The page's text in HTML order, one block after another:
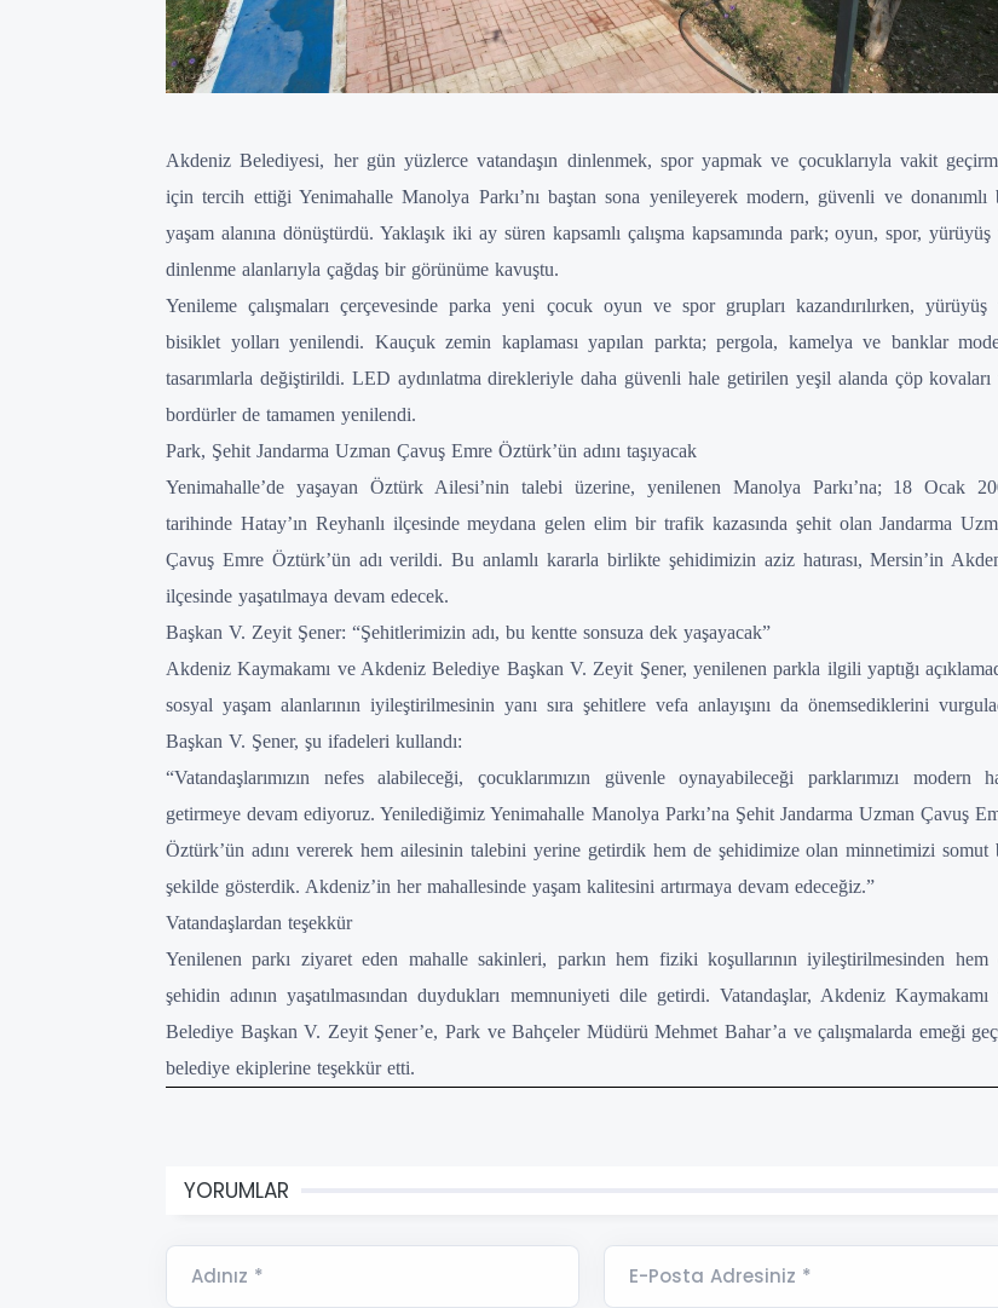
Akdeniz Belediyesi, her gün yüzlerce vatandaşın dinlenmek, spor yapmak ve çocuklarıyla vakit
için tercih ettiği Yenimahalle Manolya Parkı’nı baştan sona yenileyerek modern, güvenli ve donanımlı
yaşam alanına dönüştürdü. Yaklaşık iki ay süren kapsamlı çalışma kapsamında park; oyun, spor, yürüyüş
dinlenme alanlarıyla çağdaş bir görünüme kavuştu.
Yenileme çalışmaları çerçevesinde parka yeni çocuk oyun ve spor grupları kazandırılırken, yürüyüş
bisiklet yolları yenilendi. Kauçuk zemin kaplaması yapılan parkta; pergola, kamelya ve banklar
tasarımlarla değiştirildi. LED aydınlatma direkleriyle daha güvenli hale getirilen yeşil alanda çöp kovaları
bordürler de tamamen yenilendi.
Park, Şehit Jandarma Uzman Çavuş Emre Öztürk’ün adını taşıyacak
Yenimahalle’de yaşayan Öztürk Ailesi’nin talebi üzerine, yenilenen Manolya Parkı’na; 18 Ocak
tarihinde Hatay’ın Reyhanlı ilçesinde meydana gelen elim bir trafik kazasında şehit olan Jandarma
Çavuş Emre Öztürk’ün adı verildi. Bu anlamlı kararla birlikte şehidimizin aziz hatırası, Mersin’in
ilçesinde yaşatılmaya devam edecek.
Başkan V. Zeyit Şener: “Şehitlerimizin adı, bu kentte sonsuza dek yaşayacak”
Akdeniz Kaymakamı ve Akdeniz Belediye Başkan V. Zeyit Şener, yenilenen parkla ilgili yaptığı
sosyal yaşam alanlarının iyileştirilmesinin yanı sıra şehitlere vefa anlayışını da önemsediklerini
Başkan V. Şener, şu ifadeleri kullandı:
“Vatandaşlarımızın nefes alabileceği, çocuklarımızın güvenle oynayabileceği parklarımızı modern
getirmeye devam ediyoruz. Yenilediğimiz Yenimahalle Manolya Parkı’na Şehit Jandarma Uzman Çavuş
Öztürk’ün adını vererek hem ailesinin talebini yerine getirdik hem de şehidimize olan minnetimizi somut
şekilde gösterdik. Akdeniz’in her mahallesinde yaşam kalitesini artırmaya devam edeceğiz.”
Vatandaşlardan teşekkür
Yenilenen parkı ziyaret eden mahalle sakinleri, parkın hem fiziki koşullarının iyileştirilmesinden hem
şehidin adının yaşatılmasından duydukları memnuniyeti dile getirdi. Vatandaşlar, Akdeniz Kaymakamı
Belediye Başkan V. Zeyit Şener’e, Park ve Bahçeler Müdürü Mehmet Bahar’a ve çalışmalarda emeği
belediye ekiplerine teşekkür etti.
YORUMLAR
Adınız * E-Posta Adresiniz *